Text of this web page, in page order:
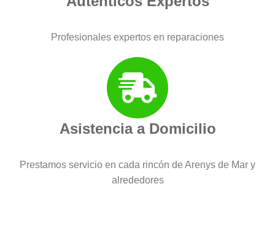
Profesionales expertos en reparaciones
Asistencia a Domicilio
Prestamos servicio en cada rincón de Arenys de Mar y
alrededores